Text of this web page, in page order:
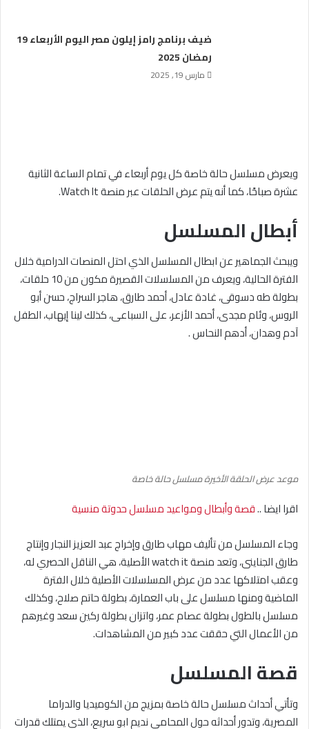
ضيف برنامج رامز إيلون مصر اليوم الأربعاء 19
رمضان 2025
مارس 19, 2025
ويعرض مسلسل حالة خاصة كل يوم أربعاء في تمام الساعة الثانية
عشرة صباحًا، كما أنه يتم عرض الحلقات عبر منصة Watch It.
أبطال المسلسل
ويبحث الجماهير عن ابطال المسلسل الذي احتل المنصات الدرامية خلال
الفترة الحالية، ويعرف من المسلسلات القصيرة مكون من 10 حلقات،
بطولة طه دسوقى، غادة عادل، أحمد طارق، هاجر السراج، حسن أبو
الروس، وئام مجدى، أحمد الأزعر، على السباعى، كذلك لينا إيهاب، الطفل
آدم وهدان، أدهم النحاس .
موعد عرض الحلقة الأخيرة مسلسل حالة خاصة
اقرا ايضا ..قصة وأبطال ومواعيد مسلسل حدوتة منسية
وجاء المسلسل من تأليف مهاب طارق وإخراج عبد العزيز النجار وإنتاج
طارق الجناينى، وتعد منصة watch it الأصلية، هي الناقل الحصري له،
وعقب امتلاكها عدد من عرض المسلسلات الأصلية خلال الفترة
الماضية ومنها مسلسل على باب العمارة، بطولة حاتم صلاح، وكذلك
مسلسل بالطول بطولة عصام عمر، واتزان بطولة ركين سعد وغيرهم
من الأعمال التي حققت عدد كبير من المشاهدات.
قصة المسلسل
وتأتي أحداث مسلسل حالة خاصة بمزيج من الكوميديا والدراما
المصرية، وتدور أحداثه حول المحامي نديم ابو سريع، الذي يمتلك قدرات